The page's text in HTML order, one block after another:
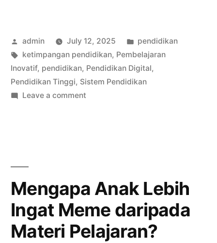
Pendidikan:
Panduan
untuk
Pelajar
Posted
by
admin July 12, 2025
Posted
in
pendidikan
Tags:
ketimpangan pendidikan, Pembelajaran
Inovatif, pendidikan, Pendidikan Digital,
Pendidikan Tinggi, Sistem Pendidikan
Leave a commenton
Pelajar
Mahasiswa
Mengapa Anak Lebih
Ingat Meme daripada
Materi Pelajaran?